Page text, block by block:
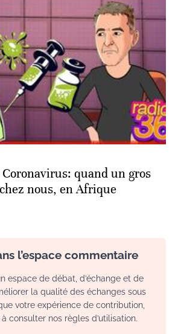
Coronavirus: quand un gros
nous, en Afrique
l’espace commentaire
espace de débat, d’échange et de
la qualité des échanges sous
votre expérience de contribution,
consulter nos règles d’utilisation.